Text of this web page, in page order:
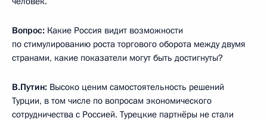
Вопрос: Какие Россия видит возможности
по стимулированию роста торгового оборота между двумя
странами, какие показатели могут быть достигнуты?
В.Путин: Высоко ценим самостоятельность решений
Турции, в том числе по вопросам экономического
сотрудничества с Россией. Турецкие партнёры не стали